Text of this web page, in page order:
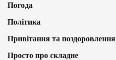
Погода
Політика
Привітання та поздоровлення
Просто про складне